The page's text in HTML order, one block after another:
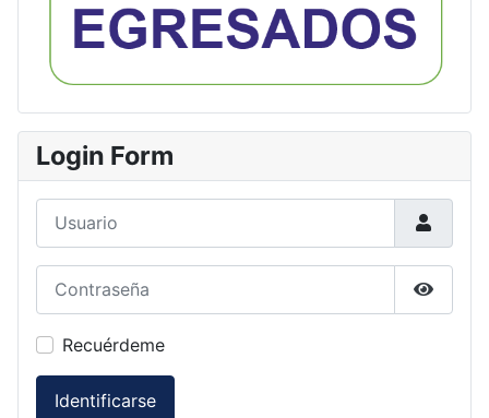
Login Form
Recuérdeme
Identificarse